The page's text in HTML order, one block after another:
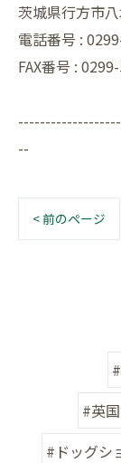
茨城県行方市
電話番号 :
FAX番号 :
--
< 前のページ
#英
#ドッグシ